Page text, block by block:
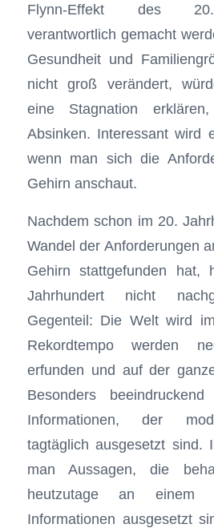
Flynn-Effekt des 20.
verantwortlich gemacht
Gesundheit und
nicht groß verändert,
eine Stagnation
Absinken. Interessant wird
wenn man sich die
Gehirn anschaut.
Nachdem schon im 20.
Wandel der Anforderungen
Gehirn stattgefunden
Jahrhundert nicht
Gegenteil: Die Welt wird
Rekordtempo werden
erfunden und auf der
Besonders
Informationen, der
tagtäglich ausgesetzt sind.
man Aussagen, die
heutzutage an
Informationen ausgesetzt